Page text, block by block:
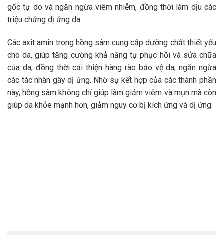
gốc tự do và ngăn ngừa viêm nhiễm, đồng thời làm dịu các
triệu chứng dị ứng da.
Các axit amin trong hồng sâm cung cấp dưỡng chất thiết yếu
cho da, giúp tăng cường khả năng tự phục hồi và sửa chữa
của da, đồng thời cải thiện hàng rào bảo vệ da, ngăn ngừa
các tác nhân gây dị ứng. Nhờ sự kết hợp của các thành phần
này, hồng sâm không chỉ giúp làm giảm viêm và mụn mà còn
giúp da khỏe mạnh hơn, giảm nguy cơ bị kích ứng và dị ứng.